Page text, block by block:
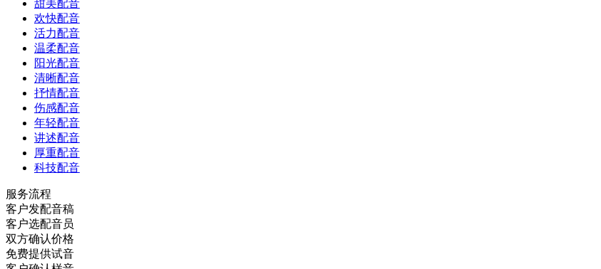
甜美配音
欢快配音
活力配音
温柔配音
阳光配音
清晰配音
抒情配音
伤感配音
年轻配音
讲述配音
厚重配音
科技配音
服务流程
客户发配音稿
客户选配音员
双方确认价格
免费提供试音